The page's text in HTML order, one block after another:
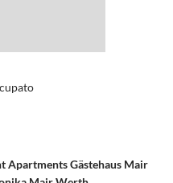
Apartments Gästehaus Mair